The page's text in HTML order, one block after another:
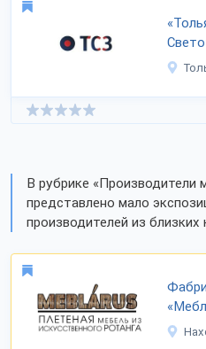
В рубрике «Производители
представлено мало
производителей из близких